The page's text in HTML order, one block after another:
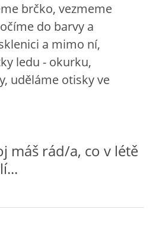
LÉTO, PODZIM,ZIMA
LÉTO
brčko, vezmeme
do barvy a
a mimo ní,
ledu - okurku,
uděláme otisky ve
máš rád/a, co v létě